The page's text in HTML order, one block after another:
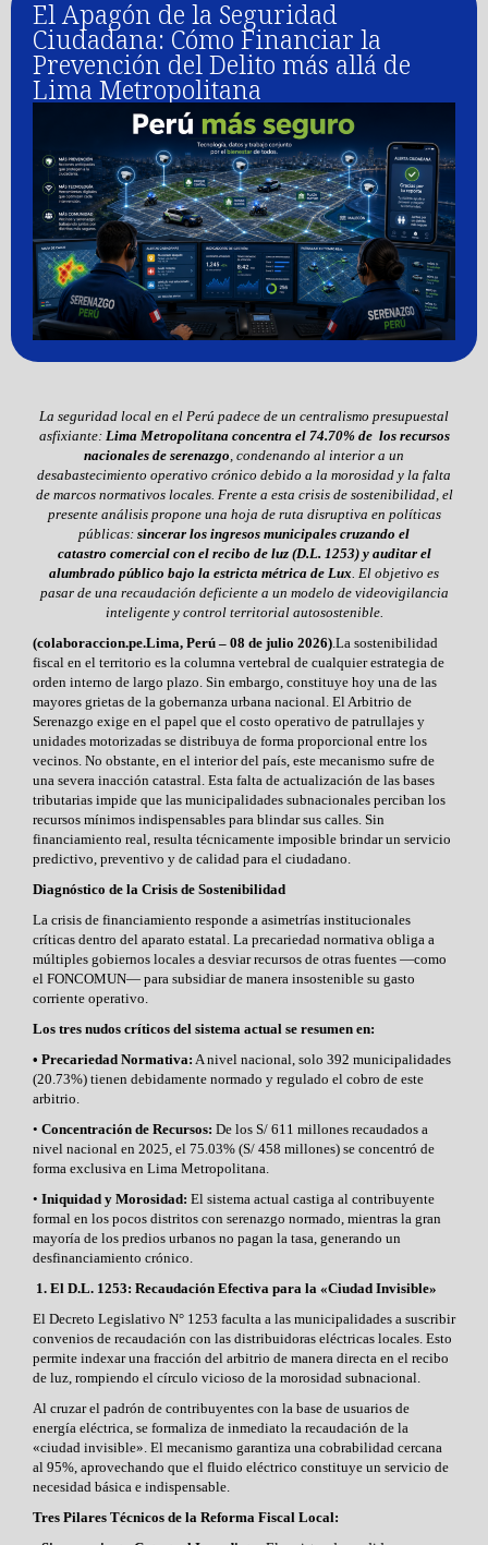
El Apagón de la Seguridad
Ciudadana: Cómo Financiar la
Prevención del Delito más allá de
Lima Metropolitana
La seguridad local en el Perú padece de un centralismo presupuestal
asfixiante: Lima Metropolitana concentra el 74.70% de los recursos
nacionales de serenazgo, condenando al interior a un
desabastecimiento operativo crónico debido a la morosidad y la falta
de marcos normativos locales. Frente a esta crisis de sostenibilidad, el
presente análisis propone una hoja de ruta disruptiva en políticas
públicas: sincerar los ingresos municipales cruzando el
catastro comercial con el recibo de luz (D.L. 1253) y auditar el
alumbrado público bajo la estricta métrica de Lux. El objetivo es
pasar de una recaudación deficiente a un modelo de videovigilancia
inteligente y control territorial autosostenible.
(colaboraccion.pe.Lima, Perú – 08 de julio 2026).La sostenibilidad
fiscal en el territorio es la columna vertebral de cualquier estrategia de
orden interno de largo plazo. Sin embargo, constituye hoy una de las
mayores grietas de la gobernanza urbana nacional. El Arbitrio de
Serenazgo exige en el papel que el costo operativo de patrullajes y
unidades motorizadas se distribuya de forma proporcional entre los
vecinos. No obstante, en el interior del país, este mecanismo sufre de
una severa inacción catastral. Esta falta de actualización de las bases
tributarias impide que las municipalidades subnacionales perciban los
recursos mínimos indispensables para blindar sus calles. Sin
financiamiento real, resulta técnicamente imposible brindar un servicio
predictivo, preventivo y de calidad para el ciudadano.
Diagnóstico de la Crisis de Sostenibilidad
La crisis de financiamiento responde a asimetrías institucionales
críticas dentro del aparato estatal. La precariedad normativa obliga a
múltiples gobiernos locales a desviar recursos de otras fuentes —como
el FONCOMUN— para subsidiar de manera insostenible su gasto
corriente operativo.
Los tres nudos críticos del sistema actual se resumen en:
• Precariedad Normativa: A nivel nacional, solo 392 municipalidades
(20.73%) tienen debidamente normado y regulado el cobro de este
arbitrio.
• Concentración de Recursos: De los S/ 611 millones recaudados a
nivel nacional en 2025, el 75.03% (S/ 458 millones) se concentró de
forma exclusiva en Lima Metropolitana.
• Iniquidad y Morosidad: El sistema actual castiga al contribuyente
formal en los pocos distritos con serenazgo normado, mientras la gran
mayoría de los predios urbanos no pagan la tasa, generando un
desfinanciamiento crónico.
1. El D.L. 1253: Recaudación Efectiva para la «Ciudad Invisible»
El Decreto Legislativo N° 1253 faculta a las municipalidades a suscribir
convenios de recaudación con las distribuidoras eléctricas locales. Esto
permite indexar una fracción del arbitrio de manera directa en el recibo
de luz, rompiendo el círculo vicioso de la morosidad subnacional.
Al cruzar el padrón de contribuyentes con la base de usuarios de
energía eléctrica, se formaliza de inmediato la recaudación de la
«ciudad invisible». El mecanismo garantiza una cobrabilidad cercana
al 95%, aprovechando que el fluido eléctrico constituye un servicio de
necesidad básica e indispensable.
Tres Pilares Técnicos de la Reforma Fiscal Local: